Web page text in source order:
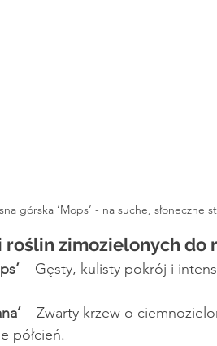
górska ‘Mops’ - na suche, słoneczne
zimozielonych do
– Gęsty, kulisty pokrój i
– Zwarty krzew o
półcień.